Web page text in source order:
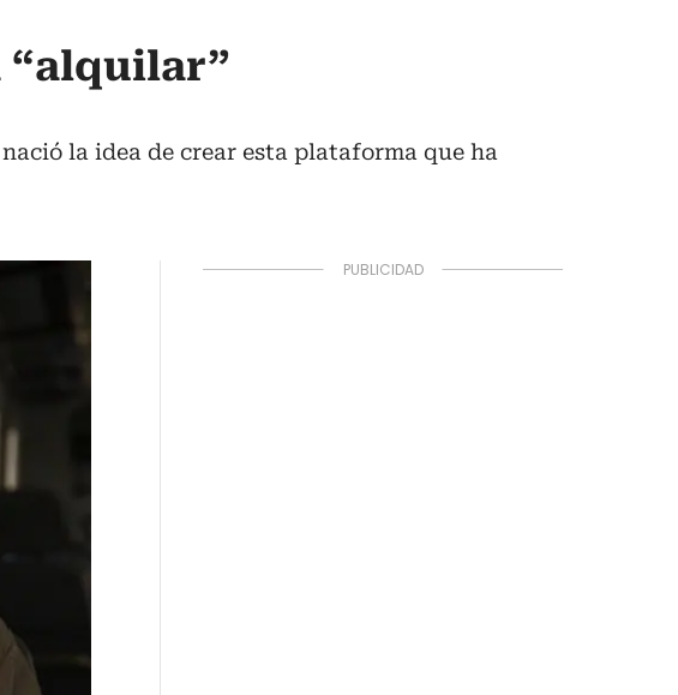
“alquilar”
la idea de crear esta plataforma que ha